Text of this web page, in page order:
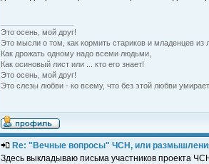
Это осень, мой друг!
Это мысли о том, как кормить стариков и младенцев из
Как дрожать одному надо всеми людьми,
Как осиновый лист или ... кто его знает!
Это осень, мой друг!
Это слезы любви - ко всему, что без этой любви
Re: "Вечные вопросы" ЧСН, или
Здесь выкладываю письма участников проекта